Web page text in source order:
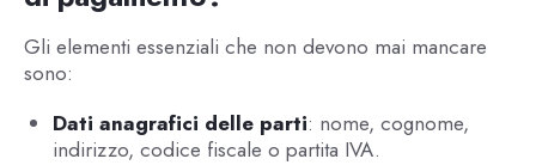
Gli elementi essenziali che non devono mai mancare
sono:
Dati anagrafici delle parti: nome, cognome,
indirizzo, codice fiscale o partita IVA.